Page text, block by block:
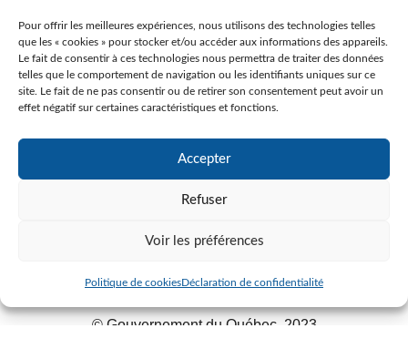
Pour offrir les meilleures expériences, nous utilisons des technologies telles
que les « cookies » pour stocker et/ou accéder aux informations des appareils.
Le fait de consentir à ces technologies nous permettra de traiter des données
telles que le comportement de navigation ou les identifiants uniques sur ce
site. Le fait de ne pas consentir ou de retirer son consentement peut avoir un
effet négatif sur certaines caractéristiques et fonctions.
Accepter
Refuser
Voir les préférences
Politique de cookiesDéclaration de confidentialité
© Gouvernement du Québec, 2023